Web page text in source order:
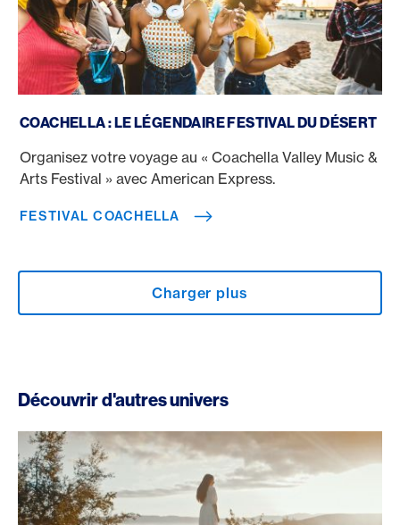
COACHELLA : LE LÉGENDAIRE FESTIVAL DU DÉSERT
Organisez votre voyage au « Coachella Valley Music &
Arts Festival » avec American Express.
FESTIVAL COACHELLA
Charger plus
Découvrir d'autres univers